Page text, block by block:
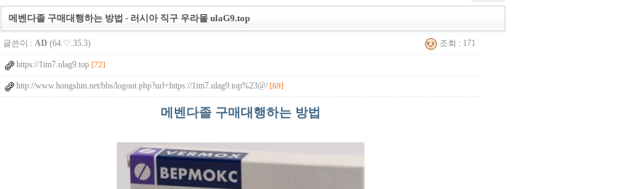
메벤다졸 구매대행하는 방법 - 러시아 직구 우라몰 ulaG9.top
글쓴이 : AD (64.♡.35.3) 조회 : 171
https://1im7.ulag9.top [72]
http://www.hongshin.net/bbs/logout.php?url=https://1im7.ulag9.top%23@/ [69]
메벤다졸 구매대행하는 방법